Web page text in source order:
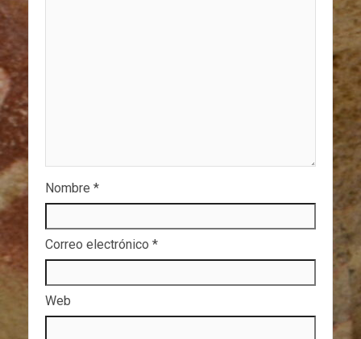
Nombre *
Correo electrónico *
Web